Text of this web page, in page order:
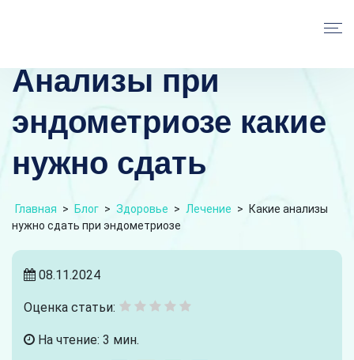
Анализы при
эндометриозе какие
нужно сдать
Главная > Блог > Здоровье > Лечение >
Какие анализы
нужно сдать при эндометриозе
08.11.2024
Оценка статьи:
На чтение: 3 мин.